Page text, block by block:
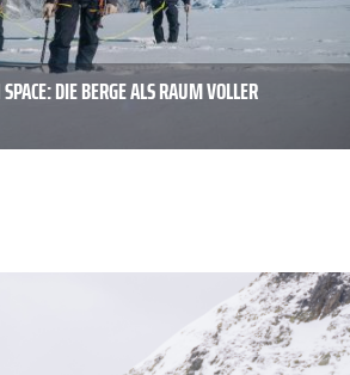
DIE BERGE ALS RAUM VOLLER